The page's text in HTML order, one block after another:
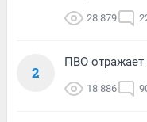
28 879
2
ПВО
18 886